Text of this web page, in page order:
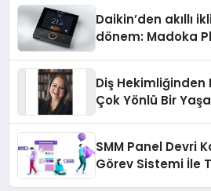
Daikin’den akıllı
dönem: Madoka
Diş
Çok Yönlü Bir
SMM Panel Devri
Görev Sistemi İle